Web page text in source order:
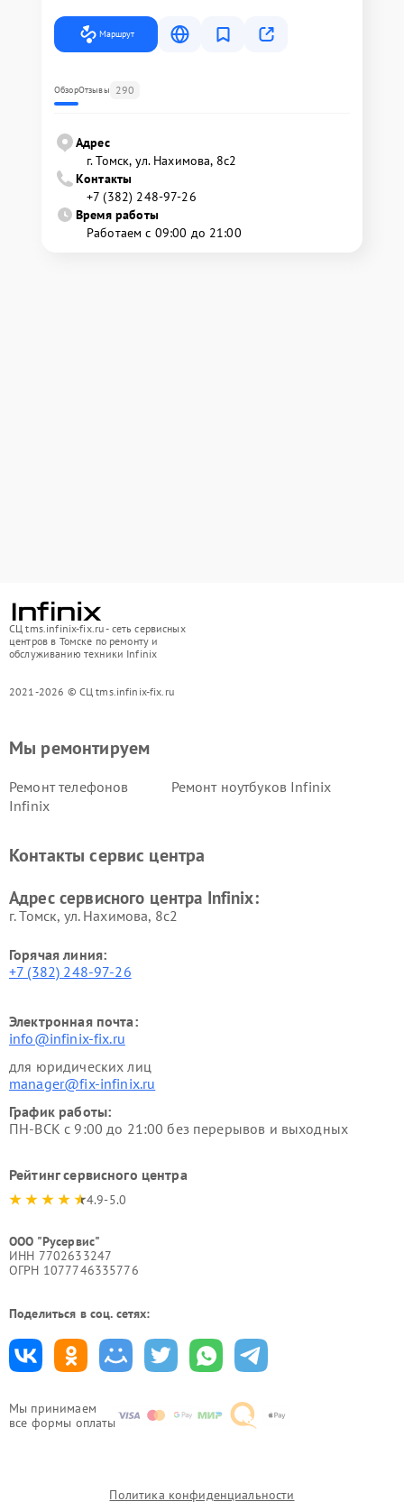
Маршрут
ОбзорОтзывы 290
Адрес
г. Томск, ул. Нахимова, 8с2
Контакты
+7 (382) 248-97-26
Время работы
Работаем с 09:00 до 21:00
СЦ tms.infinix-fix.ru - сеть сервисных
центров в Томске по ремонту и
обслуживанию техники Infinix
2021-2026 © СЦ tms.infinix-fix.ru
Мы принимаем
все формы оплаты
Мы ремонтируем
Ремонт телефонов
Infinix
Ремонт ноутбуков Infinix
Контакты сервис центра
Адрес сервисного центра Infinix:
г. Томск, ул. Нахимова, 8с2
Горячая линия:
+7 (382) 248-97-26
Электронная почта:
info@infinix-fix.ru
для юридических лиц
manager@fix-infinix.ru
График работы:
ПН-ВСК с 9:00 до 21:00 без перерывов и выходных
Рейтинг сервисного центра
4.9-5.0
ООО "Русервис"
ИНН 7702633247
ОГРН 1077746335776
Поделиться в соц. сетях:
Политика конфиденциальности